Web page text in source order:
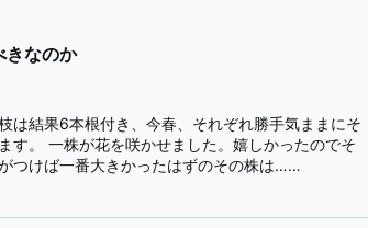
きなのか
は結果6本根付き、今春、それぞれ勝手気ままにそ
す。 一株が花を咲かせました。嬉しかったのでそ
つけば一番大きかったはずのその株は……